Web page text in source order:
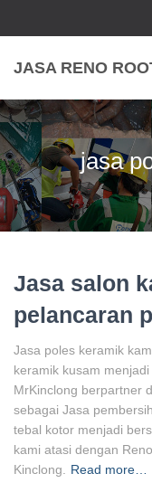
JASA RENO
jasa
Jasa salon
pelancaran
Jasa poles keramik
keramik kusam
MrKinclong berpartner
sebagai Jasa
tebal kotor menjadi
kami atasi dengan
Kinclong.
Read more…